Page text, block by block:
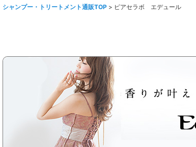
シャンプー・トリートメント通販TOP > ピアセラボ エデュール